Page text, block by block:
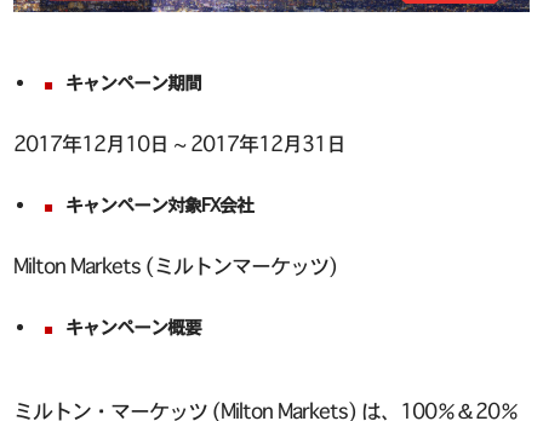
キャンペーン期間
2017年12月10日 ~ 2017年12月31日
キャンペーン対象FX会社
Milton Markets (ミルトンマーケッツ)
キャンペーン概要
ミルトン・マーケッツ (Milton Markets) は、100％＆20％